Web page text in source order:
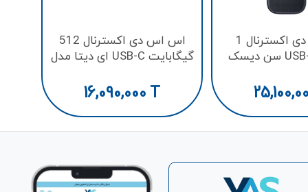
اس اس دی اکسترنال 1
ترابایت USB-C سن دیسک
اس اس دی اکسترنال 512
گیگابایت USB-C ای دیتا مدل
16,090,000 T